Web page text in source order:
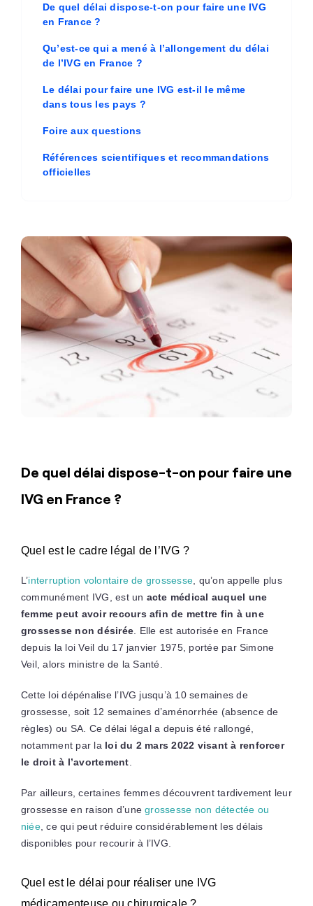
De quel délai dispose-t-on pour faire une IVG
en France ?
Qu’est-ce qui a mené à l’allongement du délai
de l’IVG en France ?
Le délai pour faire une IVG est-il le même
dans tous les pays ?
Foire aux questions
Références scientifiques et recommandations
officielles
De quel délai dispose-t-on pour faire une
IVG en France ?
Quel est le cadre légal de l’IVG ?
L’interruption volontaire de grossesse , qu’on appelle plus
communément IVG, est un acte médical auquel une
femme peut avoir recours afin de mettre fin à une
grossesse non désirée . Elle est autorisée en France
depuis la loi Veil du 17 janvier 1975, portée par Simone
Veil, alors ministre de la Santé.
Cette loi dépénalise l’IVG jusqu’à 10 semaines de
grossesse, soit 12 semaines d’aménorrhée (absence de
règles) ou SA. Ce délai légal a depuis été rallongé,
notamment par la loi du 2 mars 2022 visant à renforcer
le droit à l’avortement
Par ailleurs, certaines femmes découvrent tardivement leur
grossesse en raison d’unegrossesse non détectée ou
niée, ce qui peut réduire considérablement les délais
disponibles pour recourir à l’IVG.
Quel est le délai pour réaliser une IVG
médicamenteuse ou chirurgicale ?